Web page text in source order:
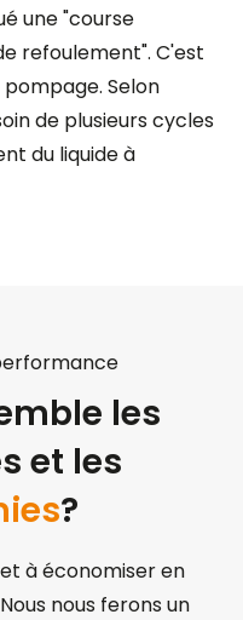
une "course
refoulement". C'est
Selon
de plusieurs cycles
du liquide à
les
et les
?
à économiser en
nous ferons un